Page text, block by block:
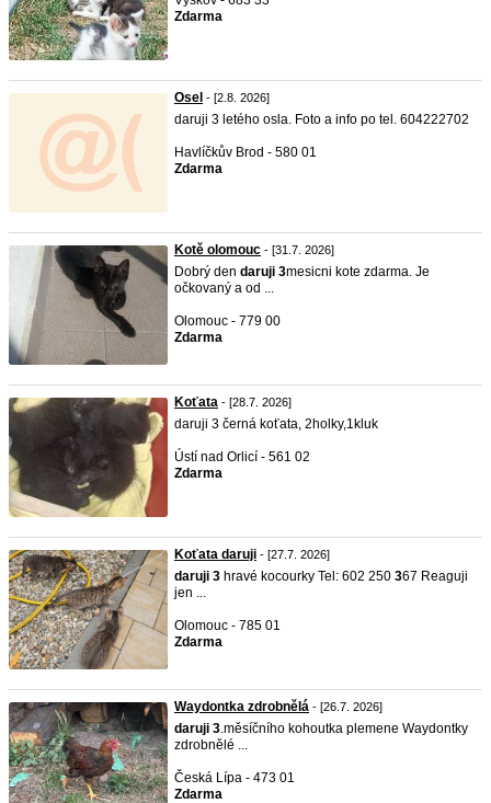
Zdarma
Osel - [2.8. 2026]
daruji 3 letého osla. Foto a info po tel. 604222702
Havlíčkův Brod - 580 01
Zdarma
Kotě olomouc - [31.7. 2026]
Dobrý den daruji 3mesicni kote zdarma. Je
očkovaný a od ...
Olomouc - 779 00
Zdarma
Koťata - [28.7. 2026]
daruji 3 černá koťata, 2holky,1kluk
Ústí nad Orlicí - 561 02
Zdarma
Koťata daruji - [27.7. 2026]
daruji 3 hravé kocourky Tel: 602 250 367 Reaguji
jen ...
Olomouc - 785 01
Zdarma
Waydontka zdrobnělá - [26.7. 2026]
daruji 3.měsíčního kohoutka plemene Waydontky
zdrobnělé ...
Česká Lípa - 473 01
Zdarma